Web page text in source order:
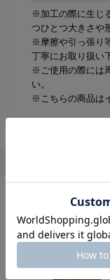
※加工の際に生じ
つひとつ大きさや
※摩擦や引っ張り
丁寧にお取り扱い
※ご使用の際には
い。
※こちらの商品は
この商品